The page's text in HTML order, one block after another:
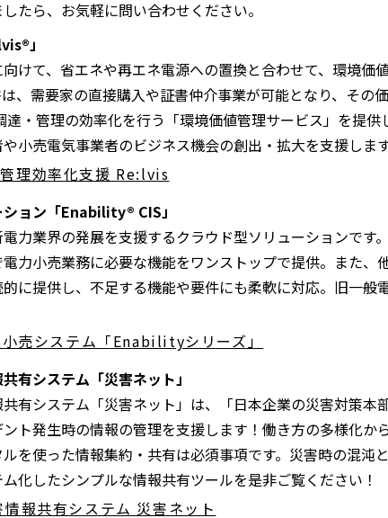
たら、お気軽に問い合わせください。
」
けて、省エネや再エネ電源への置換と合わせて、環境価
、需要家の直接購入や証書仲介事業が可能となり、その価
達・管理の効率化を行う「環境価値管理サービス」を提
小売電気事業者のビジネス機会の創出・拡大を支援します
理効率化支援 Re:lvis
ション「Enability® CIS」
力業界の発展を支援するクラウド型ソリューションです
力小売業務に必要な機能をワンストップで提供。また、
に提供し、不足する機能や要件にも柔軟に対応。旧一般
売システム「Enabilityシリーズ」
有システム「災害ネット」
有システム「災害ネット」は、「日本企業の災害対策本
ト発生時の情報の管理を支援します！働き方の多様化か
を使った情報集約・共有は必須事項です。災害時の混沌
化したシンプルな情報共有ツールを是非ご覧ください！
報共有システム 災害ネット